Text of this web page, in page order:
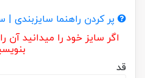
پر کردن راهنما سایزبندی
اگر سایز خود را میدانید
قد